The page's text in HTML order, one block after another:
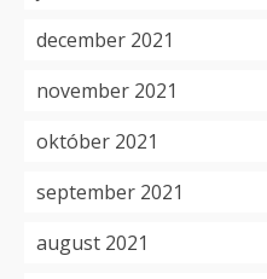
december 2021
november 2021
október 2021
september 2021
august 2021